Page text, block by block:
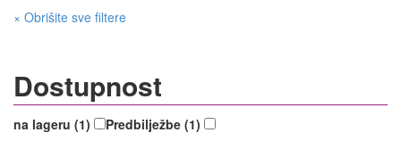
× Obrišite sve filtere
Dostupnost
na lageru (1) Predbilježbe (1)